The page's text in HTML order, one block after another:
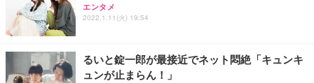
エンタメ
2022.1.11(火) 19:54
るいと錠一郎が最接近でネット悶絶「キュンキ
ュンが止まらん！」